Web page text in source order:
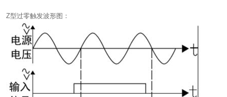
Z型过零触发波形图：